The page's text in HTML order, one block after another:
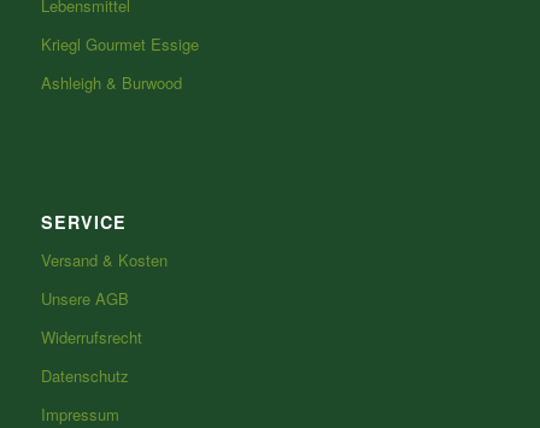
Lebensmittel
Kriegl Gourmet Essige
Ashleigh & Burwood
SERVICE
Versand & Kosten
Unsere AGB
Widerrufsrecht
Datenschutz
Impressum